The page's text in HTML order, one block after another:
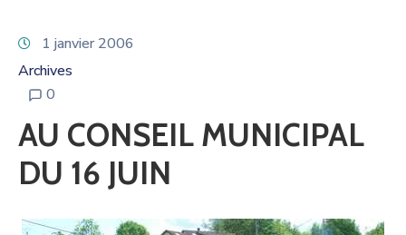
1 janvier 2006
Archives
0
AU CONSEIL MUNICIPAL
DU 16 JUIN